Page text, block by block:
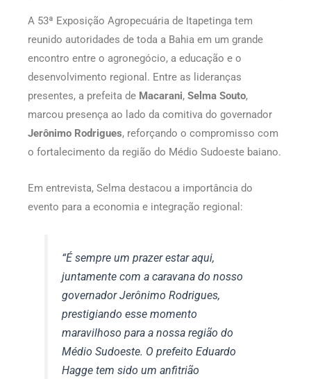
A 53ª Exposição Agropecuária de Itapetinga tem
reunido autoridades de toda a Bahia em um grande
encontro entre o agronegócio, a educação e o
desenvolvimento regional. Entre as lideranças
presentes, a prefeita de Macarani, Selma Souto,
marcou presença ao lado da comitiva do governador
Jerônimo Rodrigues, reforçando o compromisso com
o fortalecimento da região do Médio Sudoeste baiano.
Em entrevista, Selma destacou a importância do
evento para a economia e integração regional:
“É sempre um prazer estar aqui,
juntamente com a caravana do nosso
governador Jerônimo Rodrigues,
prestigiando esse momento
maravilhoso para a nossa região do
Médio Sudoeste. O prefeito Eduardo
Hagge tem sido um anfitrião